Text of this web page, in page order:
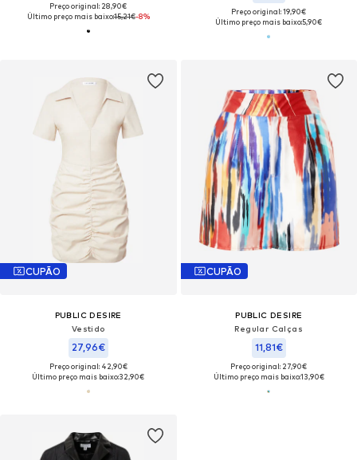
Preço original: 28,90€
Último preço mais baixo:15,21€-8%
Preço original: 19,90€
Último preço mais baixo:5,90€
CUPÃO
PUBLIC DESIRE
Vestido
27,96€
Preço original: 42,90€
Último preço mais baixo:32,90€
CUPÃO
PUBLIC DESIRE
Regular Calças
11,81€
Preço original: 27,90€
Último preço mais baixo:13,90€